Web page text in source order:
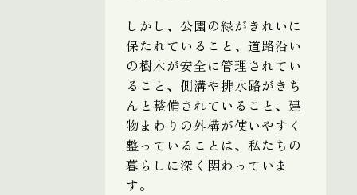
しかし、公園の緑がきれいに
保たれていること、道路沿い
の樹木が安全に管理されてい
ること、側溝や排水路がきち
んと整備されていること、建
物まわりの外構が使いやすく
整っていることは、私たちの
暮らしに深く関わっていま
す。